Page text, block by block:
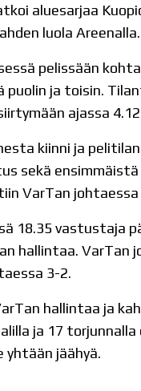
aluesarjaa
luola Areenalla.
pelissään
puolin ja toisin.
ajassa
kiinni ja
sekä
VarTan johtaessa
18.35 vastustaja
hallintaa.
3-2.
hallintaa ja
ja 17
yhtään jäähyä.